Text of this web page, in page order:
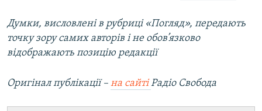
Думки, висловлені в рубриці «Погляд», передають
точку зору самих авторів і не обов’язково
відображають позицію редакції
Оригінал публікації – на сайтіРадіо Свобода